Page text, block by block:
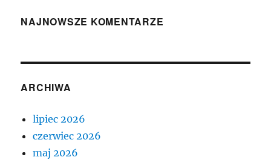
NAJNOWSZE KOMENTARZE
ARCHIWA
lipiec 2026
czerwiec 2026
maj 2026